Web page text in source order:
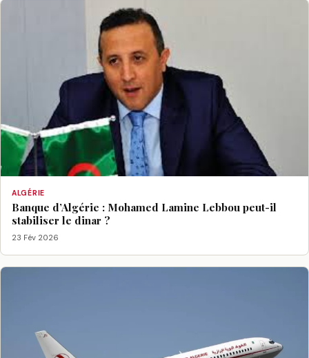
ALGÉRIE
Banque d’Algérie : Mohamed Lamine Lebbou peut-il
stabiliser le dinar ?
23 Fév 2026